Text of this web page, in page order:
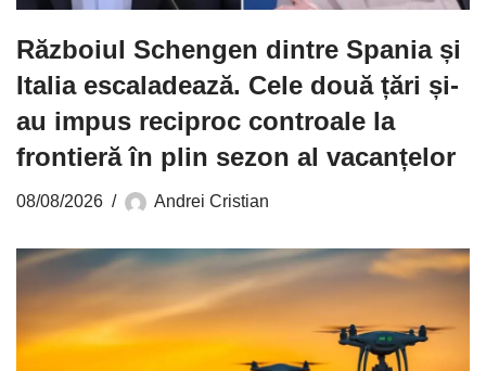
Războiul Schengen dintre Spania și
Italia escaladează. Cele două țări și-
au impus reciproc controale la
frontieră în plin sezon al vacanțelor
08/08/2026 Andrei Cristian